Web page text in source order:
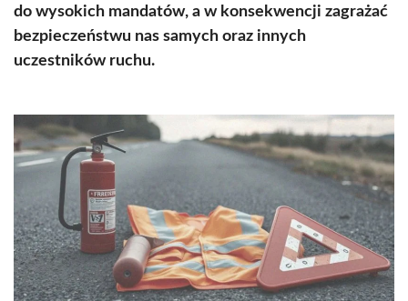
do wysokich mandatów, a w konsekwencji zagrażać
bezpieczeństwu nas samych oraz innych
uczestników ruchu.